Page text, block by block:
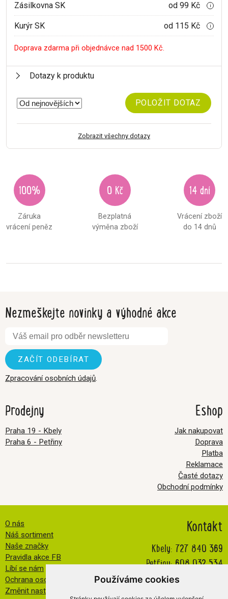
Používáme cookies
Zásilkovna SK od 99 Kč i
Kurýr SK od 115 Kč i
Doprava zdarma při objednávce nad 1500 Kč.
Dotazy k produktu
POLOŽIT DOTAZ
Zobrazit všechny dotazy
100%
Záruka
vrácení peněz
0 Kč
Bezplatná
výměna zboží
14 dní
Vrácení zboží
do 14 dnů
Nezmeškejte novinky a výhodné akce
Zpracování osobních údajů.
Prodejny
Praha 19 - Kbely
Praha 6 - Petřiny
Kontakt
Kbely: 727 840 369
Petřiny:608 032 534
info@veselatkanicka.cz
Eshop
Jak nakupovat
Doprava
Platba
Reklamace
Časté dotazy
Obchodní podmínky
O nás
Náš sortiment
Naše značky
Pravidla akce FB
Líbí se nám
Ochrana osobních údajů
Změnit nastavení cookies